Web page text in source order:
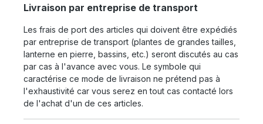
Livraison par entreprise de transport
Les frais de port des articles qui doivent être expédiés
par entreprise de transport (plantes de grandes tailles,
lanterne en pierre, bassins, etc.) seront discutés au cas
par cas à l'avance avec vous. Le symbole qui
caractérise ce mode de livraison ne prétend pas à
l'exhaustivité car vous serez en tout cas contacté lors
de l'achat d'un de ces articles.